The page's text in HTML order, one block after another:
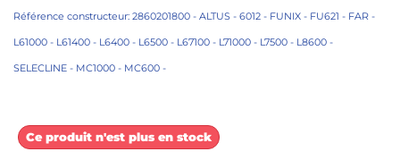
Référence constructeur: 2860201800 - ALTUS - 6012 - FUNIX - FU621 - FAR -
L61000 - L61400 - L6400 - L6500 - L67100 - L71000 - L7500 - L8600 -
SELECLINE - MC1000 - MC600 -
Ce produit n'est plus en stock